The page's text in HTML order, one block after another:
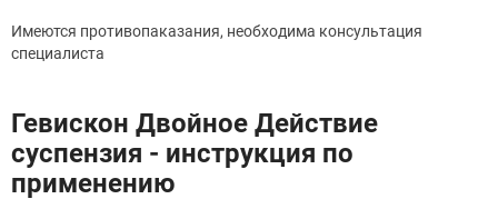
Имеются противопаказания, необходима консультация
специалиста
Гевискон Двойное Действие
суспензия - инструкция по
применению